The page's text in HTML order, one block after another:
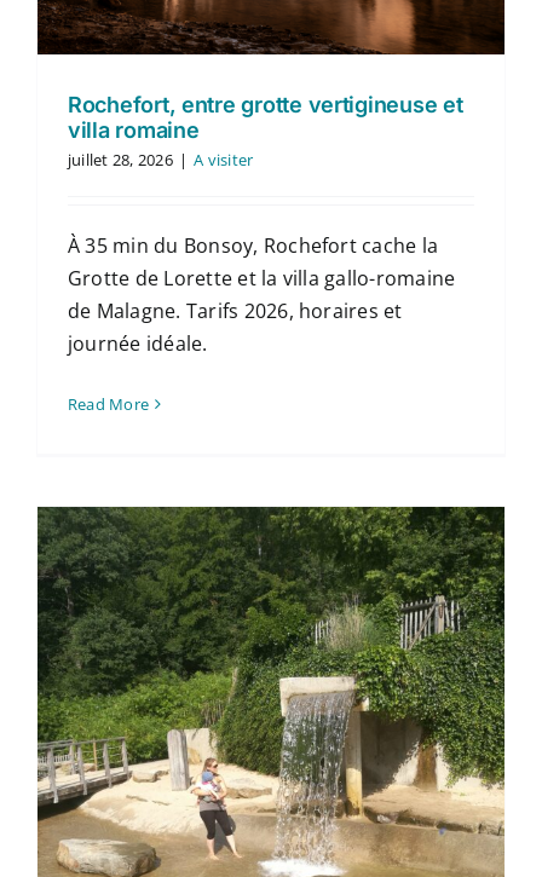
Rochefort, entre grotte vertigineuse et
villa romaine
juillet 28, 2026 | A visiter
À 35 min du Bonsoy, Rochefort cache la
Grotte de Lorette et la villa gallo-romaine
de Malagne. Tarifs 2026, horaires et
journée idéale.
Read More